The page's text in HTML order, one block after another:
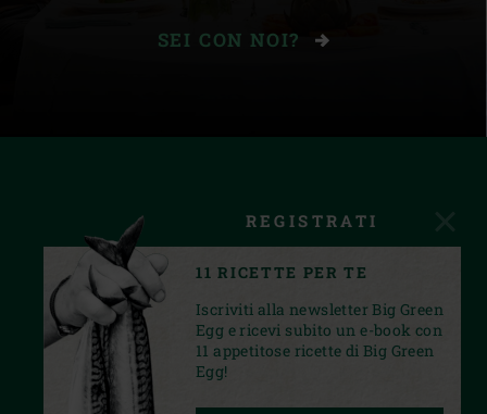
SEI CON NOI?
REGISTRATI
11 RICETTE PER TE
Iscriviti alla newsletter Big Green
Egg e ricevi subito un e-book con
11 appetitose ricette di Big Green
Egg!